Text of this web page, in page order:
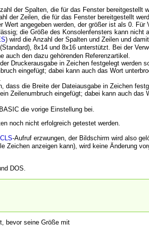
der Spalten, die für das Fenster bereitgestellt
der Zeilen, die für das Fenster bereitgestellt
Wert angegeben werden, der größer ist als 0.
die Größe des Konsolenfensters kann nicht
) wird die Anzahl der Spalten und Zeilen und
8x14 und 8x16 unterstützt. Bei der
den dazu gehörenden Referenzartikel.
Druckerausgabe in Zeichen festgelegt werden
eingefügt; dabei kann auch das Wort
dass die Breite der Dateiausgabe in Zeichen
Zeilenumbruch eingefügt; dabei kann auch das
die vorige Einstellung bei.
noch nicht erfolgreich getestet werden.
CLS-Aufruf erzwungen, der Bildschirm wird also
anzeigen kann), wird keine Änderung
DOS.
bevor seine Größe mit